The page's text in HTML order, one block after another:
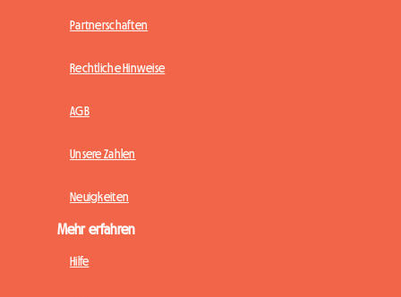
Partnerschaften
Rechtliche Hinweise
AGB
Unsere Zahlen
Neuigkeiten
Mehr erfahren
Hilfe